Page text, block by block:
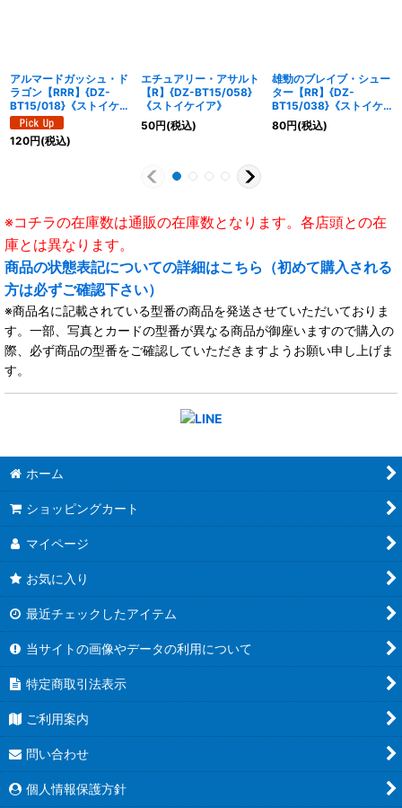
アルマードガッシュ・ド
ラゴン【RRR】{DZ-
BT15/018}《ストイケイ
ア》
120円(税込)
エチュアリー・アサルト
【R】{DZ-BT15/058}
《ストイケイア》
50円(税込)
雄勁のブレイブ・シュー
ター【RR】{DZ-
BT15/038}《ストイケ
イア》
80円(税込)
※コチラの在庫数は通販の在庫数となります。各店頭との在
庫とは異なります。
商品の状態表記についての詳細はこちら（初めて購入される
方は必ずご確認下さい）
※商品名に記載されている型番の商品を発送させていただいておりま
す。一部、写真とカードの型番が異なる商品が御座いますので購入の
際、必ず商品の型番をご確認していただきますようお願い申し上げま
す。
ホーム
ショッピングカート
マイページ
お気に入り
最近チェックしたアイテム
当サイトの画像やデータの利用について
特定商取引法表示
ご利用案内
問い合わせ
個人情報保護方針